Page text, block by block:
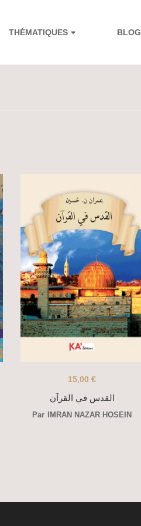
THÉMATIQUES BLOG
القدس في القرآن
15,00 €
Par IMRAN NAZAR HOSEIN